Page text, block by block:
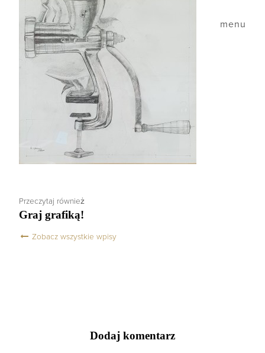
menu
Przeczytaj również
Graj grafiką!
Zobacz wszystkie wpisy
Dodaj komentarz